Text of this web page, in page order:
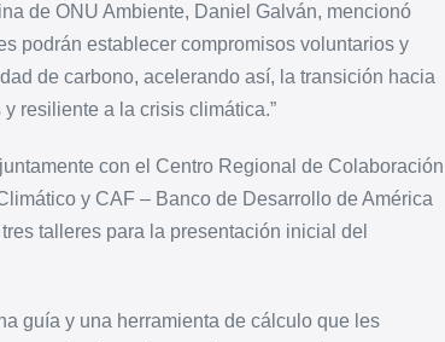
de ONU Ambiente, Daniel Galván, mencionó
podrán establecer compromisos voluntarios y
de carbono, acelerando así, la transición hacia
resiliente a la crisis climática.”
con el Centro Regional de Colaboración
y CAF – Banco de Desarrollo de América
talleres para la presentación inicial del
guía y una herramienta de cálculo que les